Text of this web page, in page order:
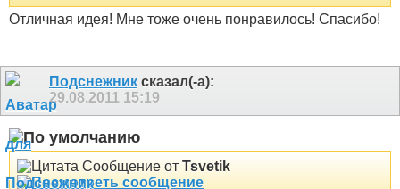
Отличная идея! Мне тоже очень понравилось! Спасибо!
Подснежник сказал(-а):
29.08.2011 15:19
Сообщение от Tsvetik